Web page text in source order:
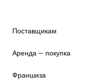
Поставщикам
Аренда — покупка
Франшиза